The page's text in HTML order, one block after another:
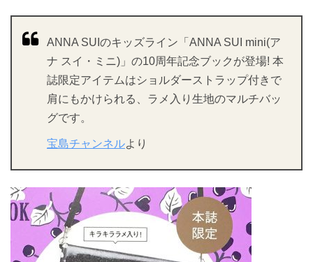
ANNA SUIのキッズライン「ANNA SUI mini(ア
ナ スイ・ミニ)」の10周年記念ブックが登場! 本
誌限定アイテムはショルダーストラップ付きで
肩にもかけられる、ラメ入り生地のマルチバッ
グです。
宝島チャンネルより